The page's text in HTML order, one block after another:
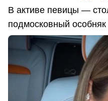
В активе певицы —
подмосковный